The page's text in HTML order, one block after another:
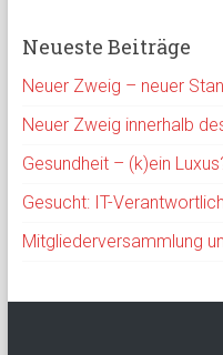
Neueste Beiträge
Neuer Zweig – neuer
Neuer Zweig innerhalb
Gesundheit – (k)ein
Gesucht: IT-
Mitgliederversammlung